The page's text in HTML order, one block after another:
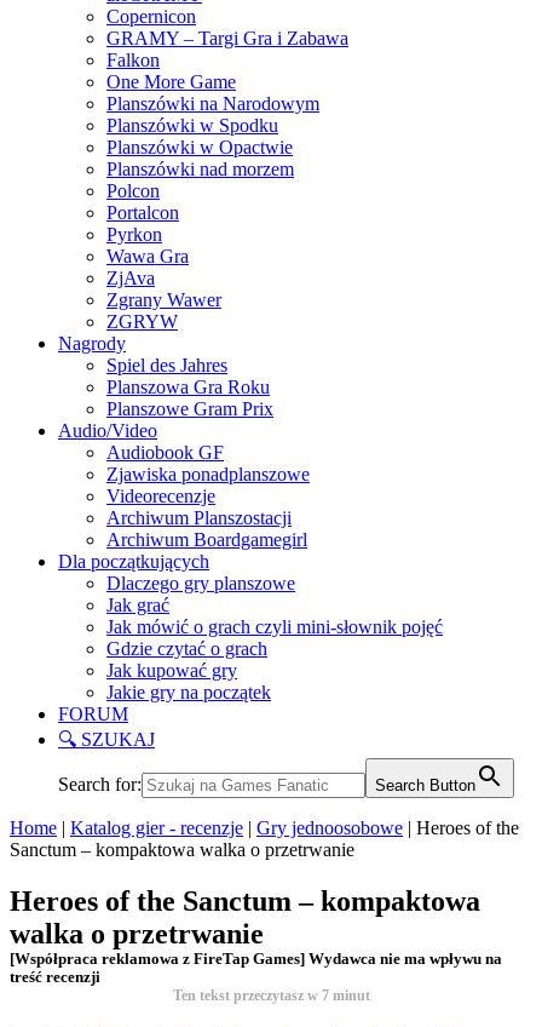
Copernicon
GRAMY – Targi Gra i Zabawa
Falkon
One More Game
Planszówki na Narodowym
Planszówki w Spodku
Planszówki w Opactwie
Planszówki nad morzem
Polcon
Portalcon
Pyrkon
Wawa Gra
ZjAva
Zgrany Wawer
ZGRYW
Nagrody
Spiel des Jahres
Planszowa Gra Roku
Planszowe Gram Prix
Audio/Video
Audiobook GF
Zjawiska ponadplanszowe
Videorecenzje
Archiwum Planszostacji
Archiwum Boardgamegirl
Dla początkujących
Dlaczego gry planszowe
Jak grać
Jak mówić o grach czyli mini-słownik pojęć
Gdzie czytać o grach
Jak kupować gry
Jakie gry na początek
FORUM
🔍 SZUKAJ
Search for: Search Button
Home | Katalog gier - recenzje | Gry jednoosobowe | Heroes of the
Sanctum – kompaktowa walka o przetrwanie
Heroes of the Sanctum – kompaktowa
walka o przetrwanie
[Współpraca reklamowa z FireTap Games] Wydawca nie ma wpływu na
treść recenzji
Ten tekst przeczytasz w 7 minut